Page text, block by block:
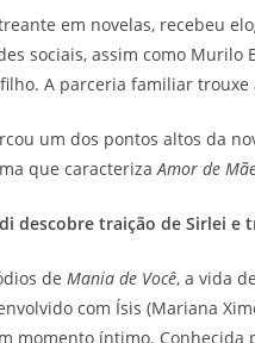
em novelas, recebeu
sociais, assim como Murilo
A parceria familiar
um dos pontos altos da
que caracterizaAmor de
descobre traição de Sirlei e
de Mania de Você, a vida
com Ísis (Mariana
momento íntimo.